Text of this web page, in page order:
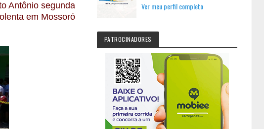
Antônio segunda
em Mossoró
Ver meu perfil completo
PATROCINADORES